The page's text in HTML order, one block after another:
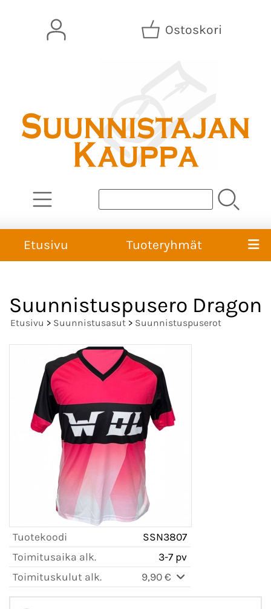
Ostoskori
Etusivu Tuoteryhmät
Suunnistuspusero Dragon
Etusivu > Suunnistusasut > Suunnistuspuserot
Tuotekoodi
SSN3807
Toimitusaika alk.
3-7 pv
Toimituskulut alk.
9,90 €